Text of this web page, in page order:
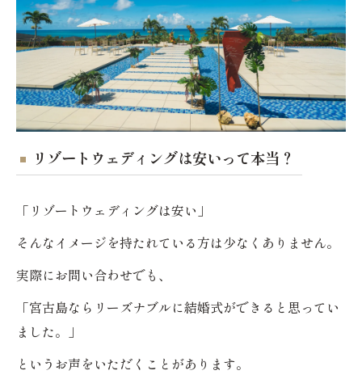
リゾートウェディングは安いって本当？
「リゾートウェディングは安い」
そんなイメージを持たれている方は少なくありません。
実際にお問い合わせでも、
「宮古島ならリーズナブルに結婚式ができると思ってい
ました。」
というお声をいただくことがあります。